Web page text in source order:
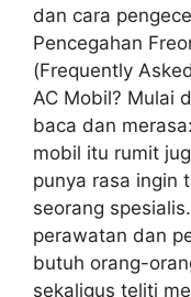
dan cara
Pencegahan
(Frequently
AC Mobil? Mulai
baca dan
mobil itu rumit
punya rasa ingin
seorang
perawatan dan
butuh orang-
sekaligus teliti